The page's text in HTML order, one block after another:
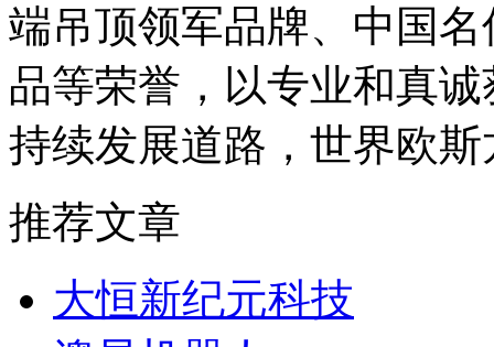
端吊顶领军品牌、中国
品等荣誉，以专业和真
持续发展道路，世界欧
推荐文章
大恒新纪元科技